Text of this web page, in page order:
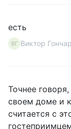
есть
ВГ Виктор
Точнее
своем доме и
считается с